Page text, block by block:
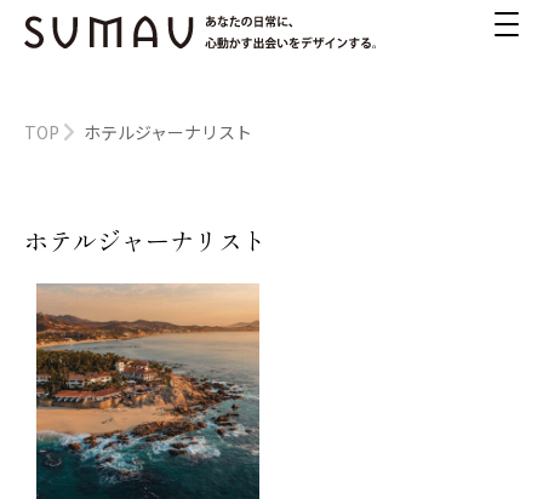
TOP ホテルジャーナリスト
ホテルジャーナリスト